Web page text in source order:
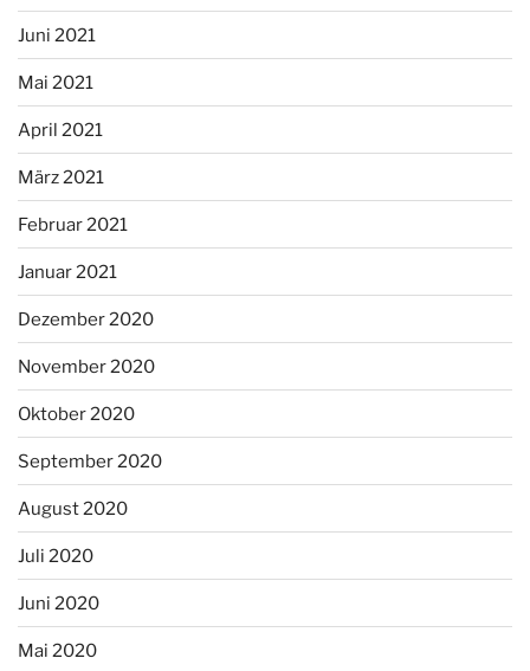
Juni 2021
Mai 2021
April 2021
März 2021
Februar 2021
Januar 2021
Dezember 2020
November 2020
Oktober 2020
September 2020
August 2020
Juli 2020
Juni 2020
Mai 2020